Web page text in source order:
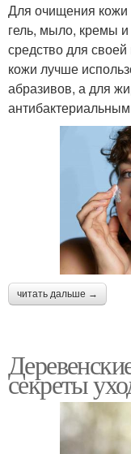
Для очищения кожи
гель, мыло, кремы
средство для
кожи лучше
абразивов, а для
читать дальше →
секреты